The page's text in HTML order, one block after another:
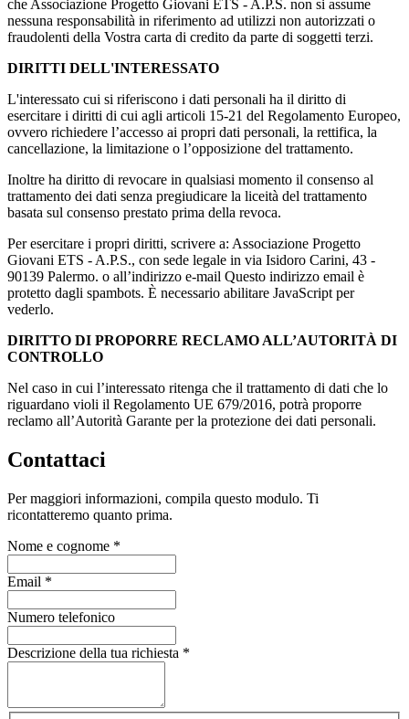
che Associazione Progetto Giovani ETS - A.P.S. non si assume
nessuna responsabilità in riferimento ad utilizzi non autorizzati o
fraudolenti della Vostra carta di credito da parte di soggetti terzi.
DIRITTI DELL'INTERESSATO
L'interessato cui si riferiscono i dati personali ha il diritto di
esercitare i diritti di cui agli articoli 15-21 del Regolamento Europeo,
ovvero richiedere l’accesso ai propri dati personali, la rettifica, la
cancellazione, la limitazione o l’opposizione del trattamento.
Inoltre ha diritto di revocare in qualsiasi momento il consenso al
trattamento dei dati senza pregiudicare la liceità del trattamento
basata sul consenso prestato prima della revoca.
Per esercitare i propri diritti, scrivere a: Associazione Progetto
Giovani ETS - A.P.S., con sede legale in via Isidoro Carini, 43 -
90139 Palermo. o all’indirizzo e-mail Questo indirizzo email è
protetto dagli spambots. È necessario abilitare JavaScript per
vederlo.
DIRITTO DI PROPORRE RECLAMO ALL’AUTORITÀ DI
CONTROLLO
Nel caso in cui l’interessato ritenga che il trattamento di dati che lo
riguardano violi il Regolamento UE 679/2016, potrà proporre
reclamo all’Autorità Garante per la protezione dei dati personali.
Contattaci
Per maggiori informazioni, compila questo modulo. Ti
ricontatteremo quanto prima.
Nome e cognome *
Email *
Numero telefonico
Descrizione della tua richiesta *